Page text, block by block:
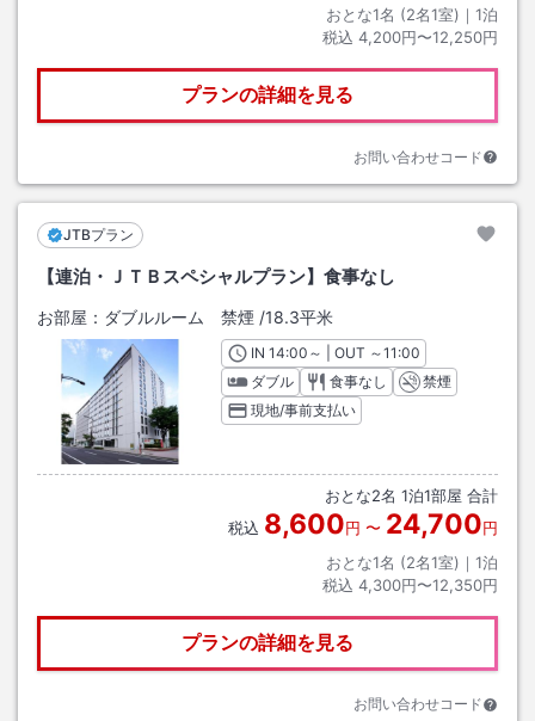
おとな1名 (2名1室)｜ 1泊
税込 4,200円〜12,250円
プランの詳細を見る
お問い合わせコード
JTBプラン
【連泊・ＪＴＢスペシャルプラン】食事なし
お部屋： ダブルルーム 禁煙 /18.3平米
INチェックイン
14:00 ～ | OUT チェックアウト
～11:00
ダブル
食事なし
禁煙
現地/事前支払い
おとな2名 1泊1部屋 合計
税込 8,600円 〜 24,700円
おとな1名 (2名1室)｜ 1泊
税込 4,300円〜12,350円
プランの詳細を見る
お問い合わせコード